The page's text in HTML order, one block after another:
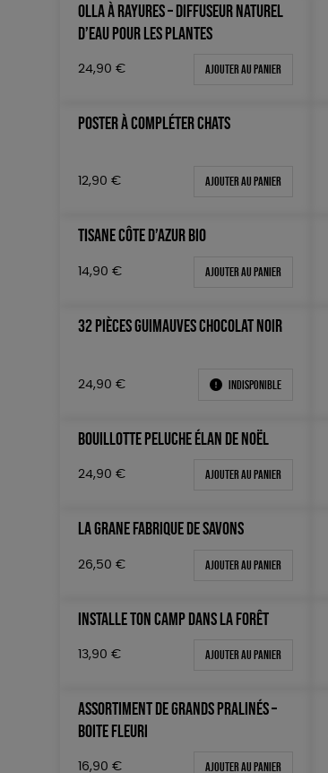
OLLA À RAYURES – DIFFUSEUR NATUREL
D’EAU POUR LES PLANTES
24,90 € Ajouter au panier
POSTER À COMPLÉTER CHATS
12,90 € Ajouter au panier
TISANE CÔTE D’AZUR BIO
14,90 € Ajouter au panier
32 PIÈCES GUIMAUVES CHOCOLAT NOIR
24,90 € Indisponible
BOUILLOTTE PELUCHE ÉLAN DE NOËL
24,90 € Ajouter au panier
LA GRANE FABRIQUE DE SAVONS
26,50 € Ajouter au panier
INSTALLE TON CAMP DANS LA FORÊT
13,90 € Ajouter au panier
ASSORTIMENT DE GRANDS PRALINÉS –
BOITE FLEURI
16,90 € Ajouter au panier